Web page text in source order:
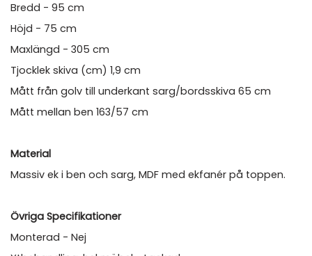
Bredd - 95 cm
Höjd - 75 cm
Maxlängd - 305 cm
Tjocklek skiva (cm) 1,9 cm
Mått från golv till underkant sarg/bordsskiva 65 cm
Mått mellan ben 163/57 cm
Material
Massiv ek i ben och sarg, MDF med ekfanér på toppen.
Övriga Specifikationer
Monterad - Nej